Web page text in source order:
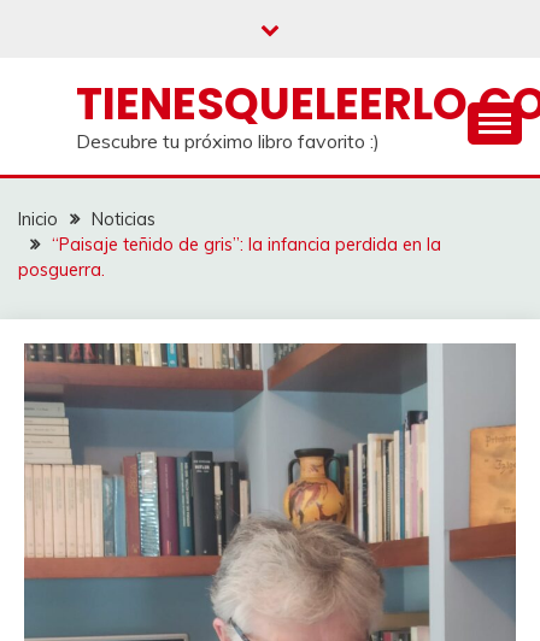
Descubre tu próximo libro favorito :)
Inicio
Noticias
“Paisaje teñido de gris”: la infancia perdida en la
posguerra.